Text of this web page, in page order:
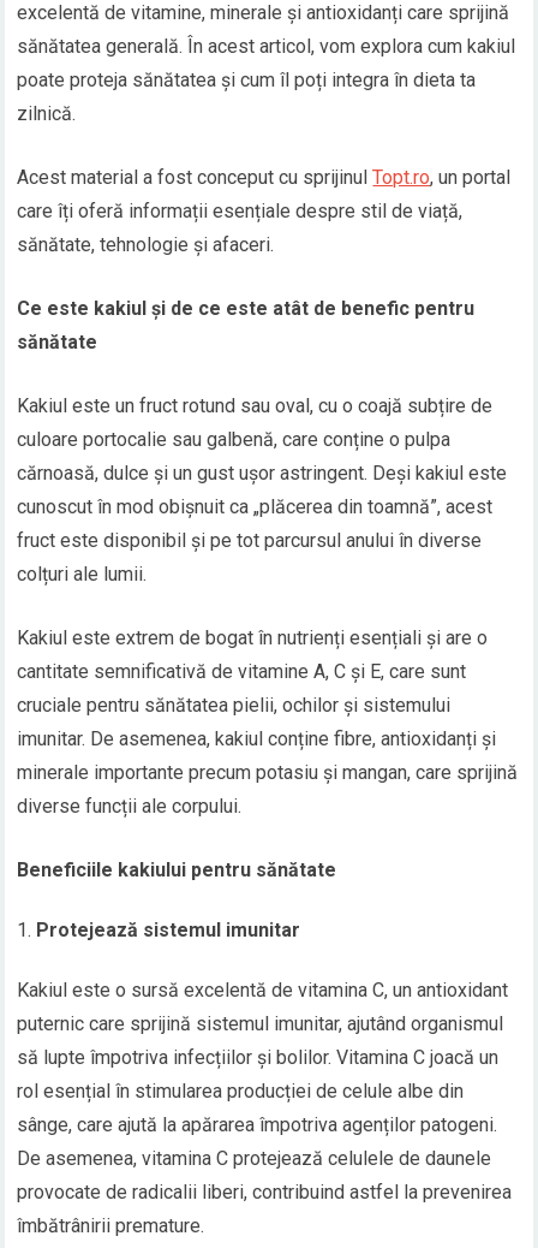
excelentă de vitamine, minerale și antioxidanți care sprijină
sănătatea generală. În acest articol, vom explora cum kakiul
poate proteja sănătatea și cum îl poți integra în dieta ta
zilnică.
Acest material a fost conceput cu sprijinulTopt.ro, un portal
care îți oferă informații esențiale despre stil de viață,
sănătate, tehnologie și afaceri.
Ce este kakiul și de ce este atât de benefic pentru
sănătate
Kakiul este un fruct rotund sau oval, cu o coajă subțire de
culoare portocalie sau galbenă, care conține o pulpa
cărnoasă, dulce și un gust ușor astringent. Deși kakiul este
cunoscut în mod obișnuit ca „plăcerea din toamnă”, acest
fruct este disponibil și pe tot parcursul anului în diverse
colțuri ale lumii.
Kakiul este extrem de bogat în nutrienți esențiali și are o
cantitate semnificativă de vitamine A, C și E, care sunt
cruciale pentru sănătatea pielii, ochilor și sistemului
imunitar. De asemenea, kakiul conține fibre, antioxidanți și
minerale importante precum potasiu și mangan, care sprijină
diverse funcții ale corpului.
Beneficiile kakiului pentru sănătate
Protejează sistemul imunitar
Kakiul este o sursă excelentă de vitamina C, un antioxidant
puternic care sprijină sistemul imunitar, ajutând organismul
să lupte împotriva infecțiilor și bolilor. Vitamina C joacă un
rol esențial în stimularea producției de celule albe din
sânge, care ajută la apărarea împotriva agenților patogeni.
De asemenea, vitamina C protejează celulele de daunele
provocate de radicalii liberi, contribuind astfel la prevenirea
îmbătrânirii premature.